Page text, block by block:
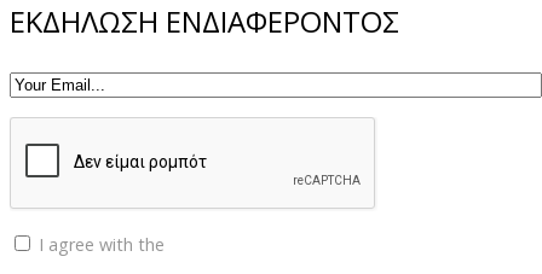
ΕΚΔΗΛΩΣΗ ΕΝΔΙΑΦΕΡΟΝΤΟΣ
I agree with the